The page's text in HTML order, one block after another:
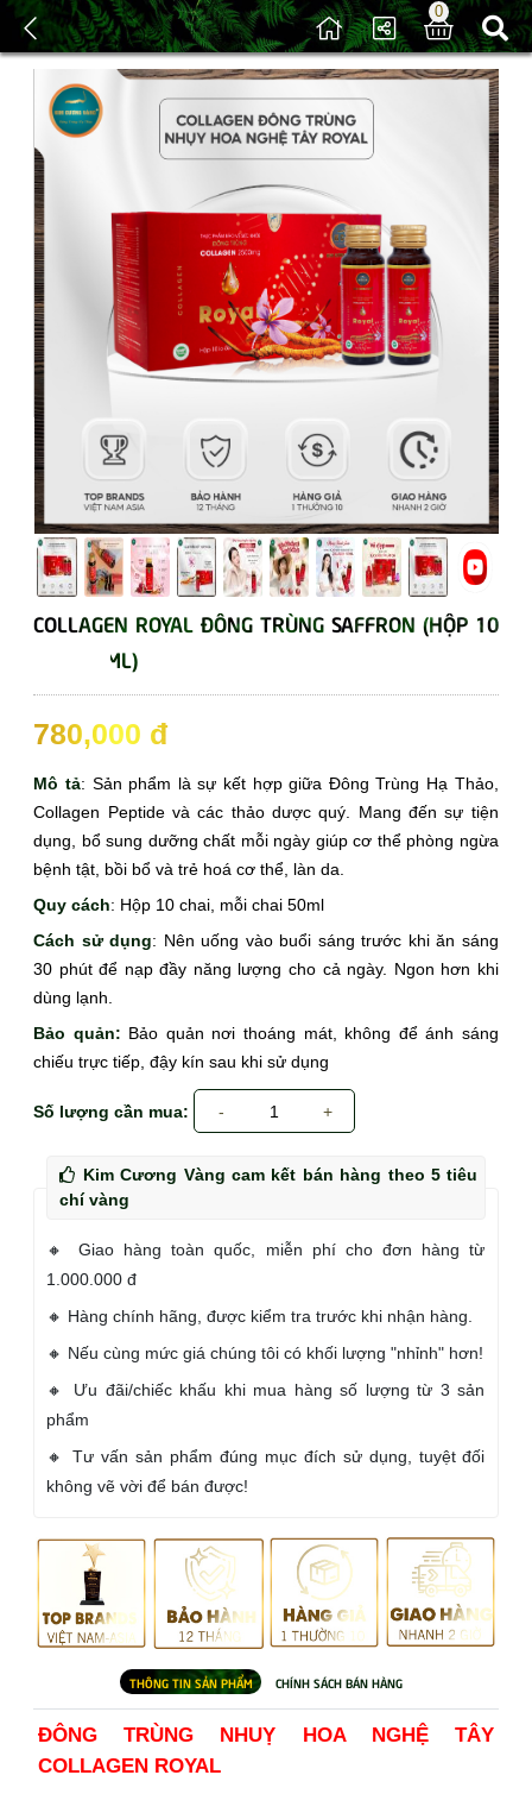
0
/Sản phẩm/ Collagen Đông Trùng Và Nhân Sâm
COLLAGEN ROYAL ĐÔNG TRÙNG SAFFRON (HỘP 10
CHAI 50ML)
780,000 đ
Mô tả: Sản phẩm là sự kết hợp giữa Đông Trùng Hạ Thảo,
Collagen Peptide và các thảo dược quý. Mang đến sự tiện
dụng, bổ sung dưỡng chất mỗi ngày giúp cơ thể phòng ngừa
bệnh tật, bồi bổ và trẻ hoá cơ thể, làn da.
Quy cách: Hộp 10 chai, mỗi chai 50ml
Cách sử dụng: Nên uống vào buổi sáng trước khi ăn sáng
30 phút để nạp đầy năng lượng cho cả ngày. Ngon hơn khi
dùng lạnh.
Bảo quản: Bảo quản nơi thoáng mát, không để ánh sáng
chiếu trực tiếp, đậy kín sau khi sử dụng
Số lượng cần mua: - 1 +
Kim Cương Vàng cam kết bán hàng theo 5 tiêu
chí vàng
🔸 Giao hàng toàn quốc, miễn phí cho đơn hàng từ
1.000.000 đ
🔸 Hàng chính hãng, được kiểm tra trước khi nhận hàng.
🔸 Nếu cùng mức giá chúng tôi có khối lượng "nhỉnh" hơn!
🔸 Ưu đãi/chiếc khấu khi mua hàng số lượng từ 3 sản
phẩm
🔸 Tư vấn sản phẩm đúng mục đích sử dụng, tuyệt đối
không vẽ vời để bán được!
ĐÔNG TRÙNG NHUỴ HOA NGHỆ TÂY
COLLAGEN ROYAL